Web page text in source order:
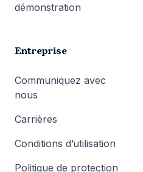
démonstration
Entreprise
Communiquez avec
nous
Carrières
Conditions d’utilisation
Politique de protection